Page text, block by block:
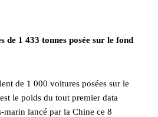
de 1 433 tonnes posée sur le fond
de 1 000 voitures posées sur le
le poids du tout premier data
marin lancé par la Chine ce 8